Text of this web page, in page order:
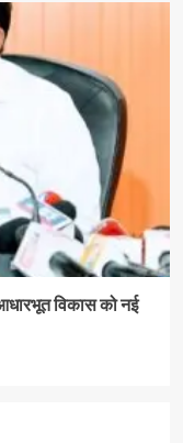
विकास को नई